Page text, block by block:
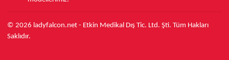
© 2026 ladyfalcon.net - Etkin Medikal Dış Tic. Ltd. Şti. Tüm Hakları
Saklıdır.